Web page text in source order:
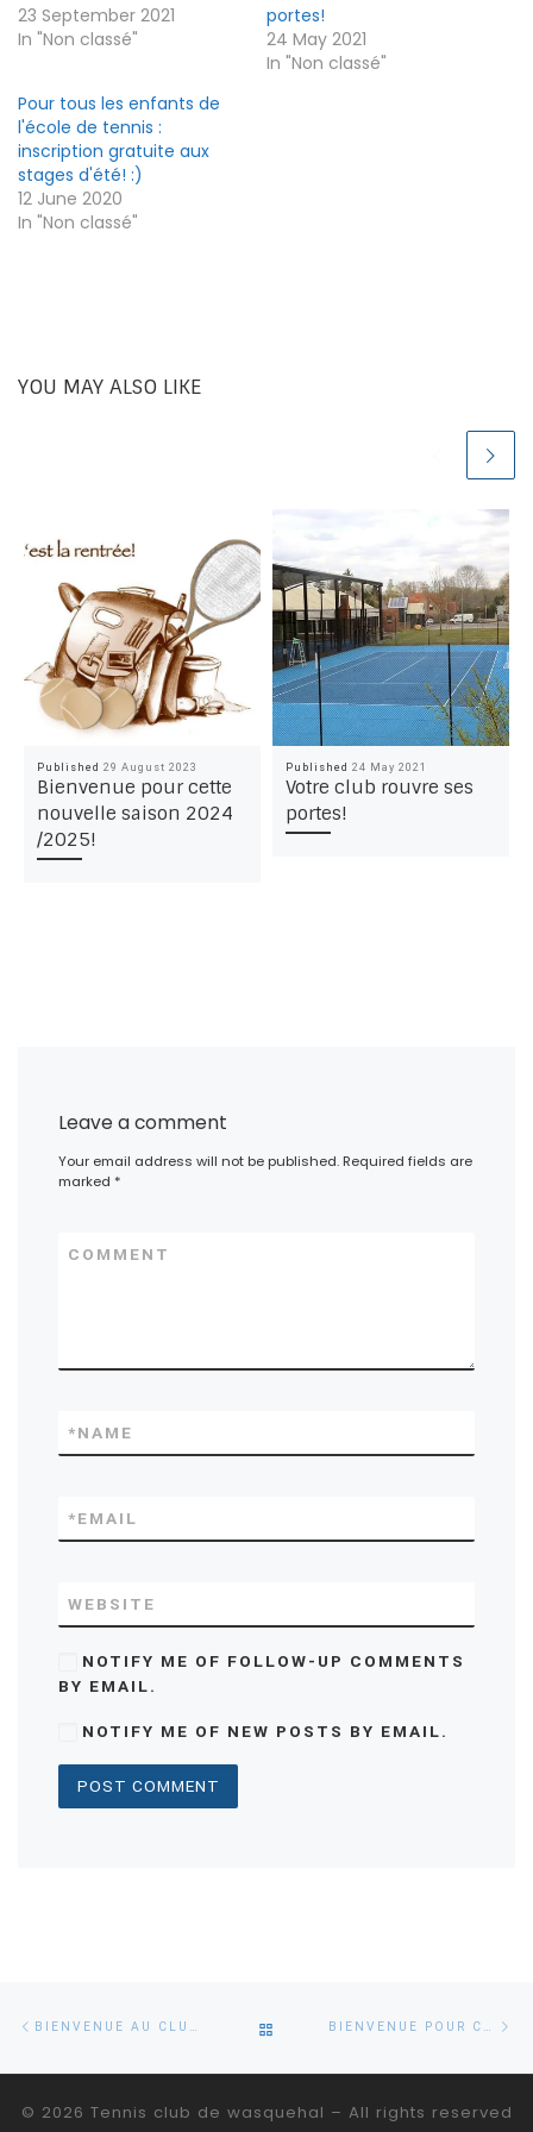
23 September 2021
In "Non classé"
portes!
24 May 2021
In "Non classé"
Pour tous les enfants de
l'école de tennis :
inscription gratuite aux
stages d'été! :)
12 June 2020
In "Non classé"
YOU MAY ALSO LIKE
Published 29 August 2023
Bienvenue pour cette
nouvelle saison 2024
/2025!
Published 24 May 2021
Votre club rouvre ses
portes!
Leave a comment
Your email address will not be published.Required fields are
marked *
COMMENT
NAME
*
EMAIL
*
WEBSITE
NOTIFY ME OF FOLLOW-UP COMMENTS
BY EMAIL.
NOTIFY ME OF NEW POSTS BY EMAIL.
Post
navigation
Previous
BIENVENUE AU CLUB HOUSE!
TO
BIENVENUE POUR CETTE NOUVELLE SAISON 2024 /2025!
© 2026 Tennis club de wasquehal – All rights reserved